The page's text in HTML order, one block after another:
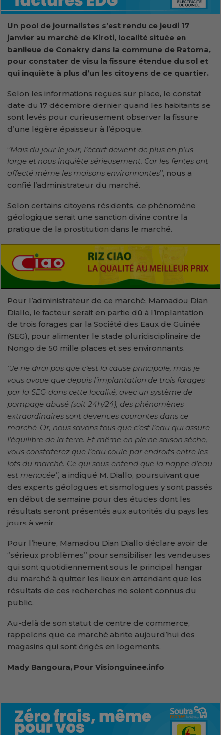
Un pool de journalistes s’est rendu ce jeudi 17
janvier au marché de Kiroti, localité située en
banlieue de Conakry dans la commune de Ratoma,
pour constater de visu la fissure étendue du sol et
qui inquiète à plus d’un les citoyens de ce quartier.
Selon les informations reçues sur place, le constat
date du 17 décembre dernier quand les habitants se
sont levés pour curieusement observer la fissure
d’une légère épaisseur à l’époque.
‘’Mais du jour le jour, l’écart devient de plus en plus
large et nous inquiète sérieusement. Car les fentes ont
affecté même les maisons environnantes’’, nous a
confié l’administrateur du marché.
Selon certains citoyens résidents, ce phénomène
géologique serait une sanction divine contre la
pratique de la prostitution dans le marché.
Pour l’administrateur de ce marché, Mamadou Dian
Diallo, le facteur serait en partie dû à l’implantation
de trois forages par la Société des Eaux de Guinée
(SEG), pour alimenter le stade pluridisciplinaire de
Nongo de 50 mille places et ses environnants.
‘’Je ne dirai pas que c’est la cause principale, mais je
vous avoue que depuis l’implantation de trois forages
par la SEG dans cette localité, avec un système de
pompage abusé (soit 24h/24), des phénomènes
extraordinaires sont devenues courantes dans ce
marché. Or, nous savons tous que c’est l’eau qui assure
l’équilibre de la terre. Et même en pleine saison sèche,
vous constaterez que l’eau coule par endroits entre les
lots du marché. Ce qui sous-entend que la nappe d’eau
est menacée’’, a indiqué M. Diallo, poursuivant que
des experts géologues et sismologues y sont passés
en début de semaine pour des études dont les
résultats seront présentés aux autorités du pays les
jours à venir.
Pour l’heure, Mamadou Dian Diallo déclare avoir de
‘’sérieux problèmes’’ pour sensibiliser les vendeuses
qui sont quotidiennement sous le principal hangar
du marché à quitter les lieux en attendant que les
résultats de ces recherches ne soient connus du
public.
Au-delà de son statut de centre de commerce,
rappelons que ce marché abrite aujourd’hui des
magasins qui sont érigés en logements.
Mady Bangoura, Pour Visionguinee.info